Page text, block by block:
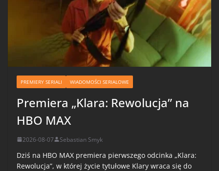
PREMIERY SERIALI WIADOMOŚCI SERIALOWE
Premiera „Klara: Rewolucja” na
HBO MAX
2026-08-07 Sebastian Smyk
Dziś na HBO MAX premiera pierwszego odcinka „Klara:
Rewolucja”, w której życie tytułowe Klary wraca się do